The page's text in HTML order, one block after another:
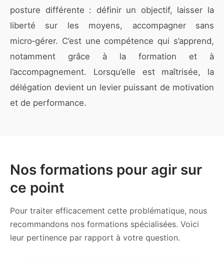
posture différente : définir un objectif, laisser la
liberté sur les moyens, accompagner sans
micro‑gérer. C’est une compétence qui s’apprend,
notamment grâce à la formation et à
l’accompagnement. Lorsqu’elle est maîtrisée, la
délégation devient un levier puissant de motivation
et de performance.
Nos formations pour agir sur
ce point
Pour traiter efficacement cette problématique, nous
recommandons nos formations spécialisées. Voici
leur pertinence par rapport à votre question.